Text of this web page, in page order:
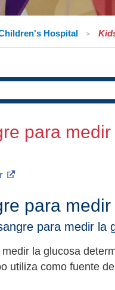
Hospital
para
para
para medir la
la glucosa
utiliza como fuente